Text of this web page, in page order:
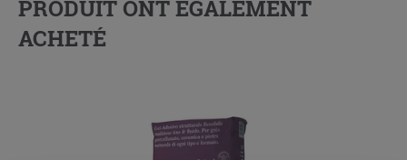
PRODUIT ONT ÉGALEMENT
ACHETÉ